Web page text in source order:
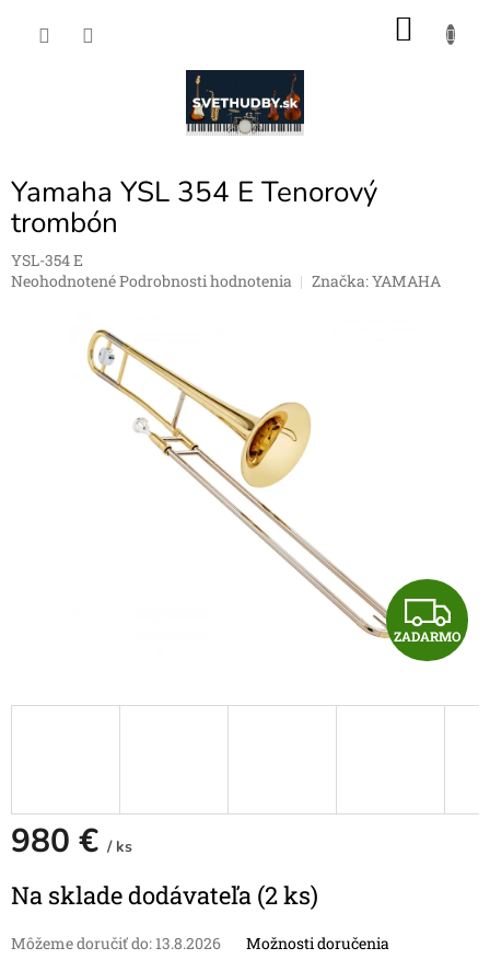
Yamaha YSL 354 E Tenorový
trombón
YSL-354 E
Priemerné
NeohodnotenéPodrobnosti hodnotenia Značka:YAMAHA
Z
A
D
ZADARMO
980 € / ks
cena:
Na sklade dodávateľa (2 ks)
Môžeme doručiť do: 13.8.2026 Možnosti doručenia